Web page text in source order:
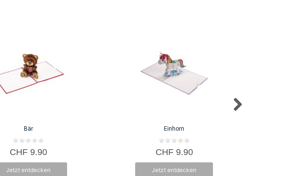
Bär
0
v
5
CHF9.90
Jetzt entdecken
Einhorn
0
v
5
CHF9.90
Jetzt entdecken